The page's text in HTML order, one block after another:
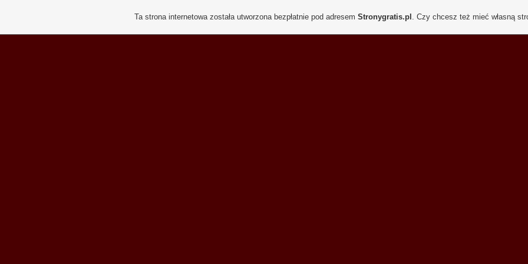
Ta strona internetowa została utworzona bezpłatnie pod adresem Stronygratis.pl . Czy chcesz też mieć własną